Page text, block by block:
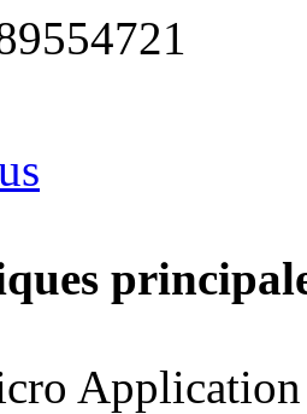
Application